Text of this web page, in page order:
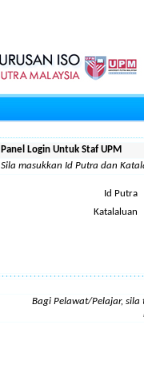
Panel Login Untuk Staf UPM
Sila masukkan Id Putra dan
Id Putra
Katalaluan
Bagi Pelawat/Pelajar,